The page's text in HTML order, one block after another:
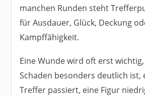
manchen Runden steht
für Ausdauer, Glück, Deckung
Kampffähigkeit.
Eine Wunde wird oft erst
Schaden besonders deutlich ist,
Treffer passiert, eine Figur